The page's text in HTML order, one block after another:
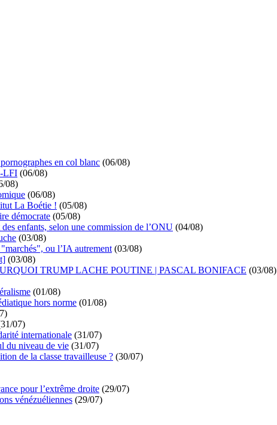
en col blanc (06/08)
LFI (06/08)
08)
(06/08)
La Boétie ! (05/08)
démocrate (05/08)
enfants, selon une commission de l’ONU (04/08)
(03/08)
ou l’IA autrement (03/08)
(03/08)
TRUMP LACHE POUTINE | PASCAL BONIFACE (03/08)
(01/08)
hors norme (01/08)
07)
internationale (31/07)
du niveau de vie (31/07)
de la classe travailleuse ? (30/07)
pour l’extrême droite (29/07)
vénézuéliennes (29/07)